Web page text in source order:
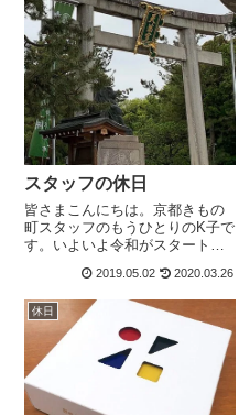
スタッフの休日
皆さまこんにちは。京都きもの
町スタッフのもうひとりのK子で
す。いよいよ令和がスタートし
葉集が京都の北野天満宮で特別
展示されてる”と聞きこんな機会
あまりないので先週末行ってみ
ました。夕方だからか思ってい
たよりも空...
2019.05.02 2020.03.26
休日